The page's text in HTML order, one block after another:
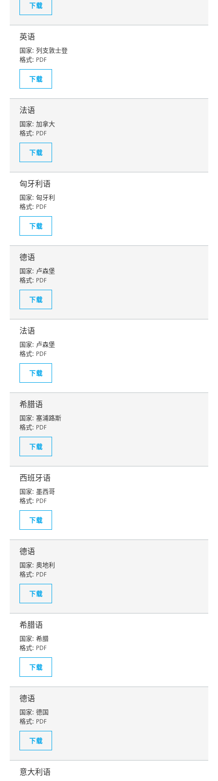
下载
英语
国家: 列支敦士登
格式: PDF
下载
法语
国家: 加拿大
格式: PDF
下载
匈牙利语
国家: 匈牙利
格式: PDF
下载
德语
国家: 卢森堡
格式: PDF
下载
法语
国家: 卢森堡
格式: PDF
下载
希腊语
国家: 塞浦路斯
格式: PDF
下载
西班牙语
国家: 墨西哥
格式: PDF
下载
德语
国家: 奥地利
格式: PDF
下载
希腊语
国家: 希腊
格式: PDF
下载
德语
国家: 德国
格式: PDF
下载
意大利语